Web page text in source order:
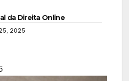
da Direita Online
2025